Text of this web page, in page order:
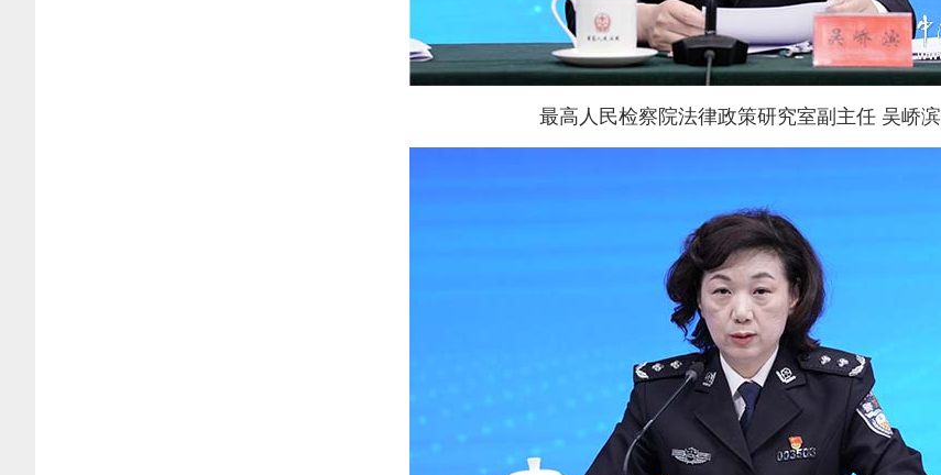
最高人民检察院法律政策研究室副主任 吴峤滨